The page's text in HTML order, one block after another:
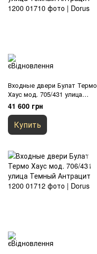
Входные двери Булат Термо
Хаус мод. 705/431 улица
Темный Антрацит 1200
41 600 грн
Купить